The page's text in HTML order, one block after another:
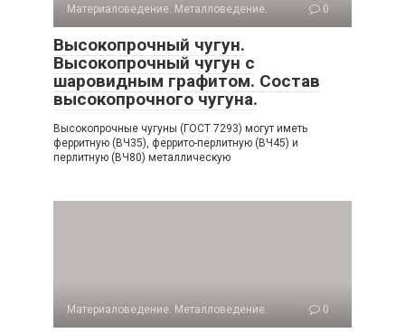
Материаловедение. Металловедение. 0
Высокопрочный чугун.
Высокопрочный чугун с
шаровидным графитом. Состав
высокопрочного чугуна.
Высокопрочные чугуны (ГОСТ 7293) могут иметь
ферритную (ВЧ35), феррито-перлитную (ВЧ45) и
перлитную (ВЧ80) металлическую
Материаловедение. Металловедение. 0